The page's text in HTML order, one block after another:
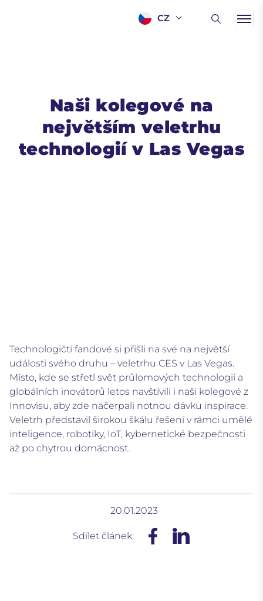
CZ
Naši kolegové na
největším veletrhu
technologií v Las Vegas
Technologičtí fandové si přišli na své na největší
události svého druhu – veletrhu CES v Las Vegas.
Místo, kde se střetl svět průlomových technologií a
globálních inovátorů letos navštívili i naši kolegové z
Innovisu, aby zde načerpali notnou dávku inspirace.
Veletrh představil širokou škálu řešení v rámci umělé
inteligence, robotiky, IoT, kybernetické bezpečnosti
až po chytrou domácnost.
20.01.2023
Sdílet článek: